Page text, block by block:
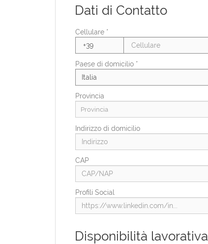
Stato civile
Condizioni di svantaggio
Dati di Contatto
Cellulare *
Paese di domicilio *
Provincia
Provincia
Indirizzo di domicilio
CAP
Paese di residenza *
Provincia di residenza
Profili Social
Disponibilità lavorativa